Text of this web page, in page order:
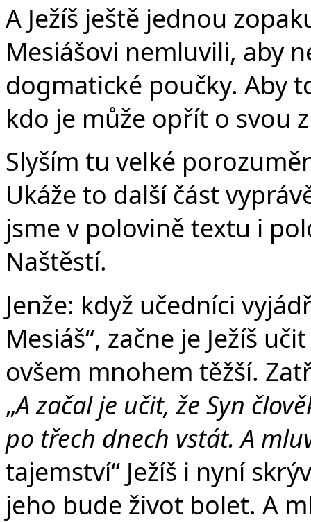
A Ježíš ještě jednou
Mesiášovi nemluvili, aby
dogmatické poučky. Aby
kdo je může opřít o svou
Slyším tu velké
Ukáže to další část
jsme v polovině textu i
Naštěstí.
Jenže: když učedníci
Mesiáš“, začne je Ježíš
ovšem mnohem těžší.
„A začal je učit, že Syn
po třech dnech vstát. A
tajemství“ Ježíš i nyní
jeho bude život bolet. A